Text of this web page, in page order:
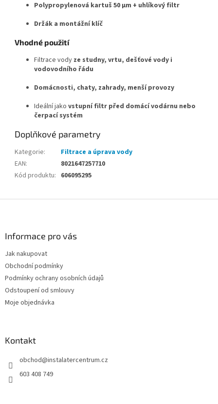
Polypropylenová kartuš 50 μm + uhlíkový filtr
Držák a montážní klíč
Vhodné použití
Filtrace vody ze studny, vrtu, dešťové vody i
vodovodního řádu
Domácnosti, chaty, zahrady, menší provozy
Ideální jako vstupní filtr před domácí vodárnu nebo
čerpací systém
Doplňkové parametry
Kategorie:
Filtrace a úprava vody
EAN:
8021647257710
Kód produktu: 606095295
Informace pro vás
Jak nakupovat
Obchodní podmínky
Podmínky ochrany osobních údajů
Odstoupení od smlouvy
Moje objednávka
Kontakt
obchod@instalatercentrum.cz
603 408 749